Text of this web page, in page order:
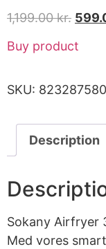
1,199.00kr.
Buy product
SKU:
Description
Sokany Airfryer
Med vores